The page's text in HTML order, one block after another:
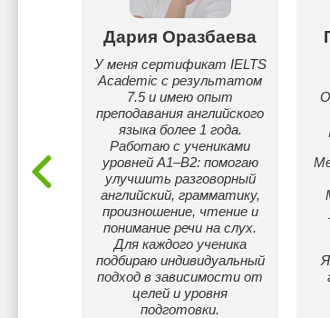
Дария Оразбаева
У меня сертификат IELTS
Academic с результатом
7.5 и имею опыт
преподавания английского
языка более 1 года.
Работаю с учениками
уровней A1–B2: помогаю
улучшить разговорный
английский, грамматику,
произношение, чтение и
понимание речи на слух.
Для каждого ученика
подбираю индивидуальный
подход в зависимости от
целей и уровня
подготовки.